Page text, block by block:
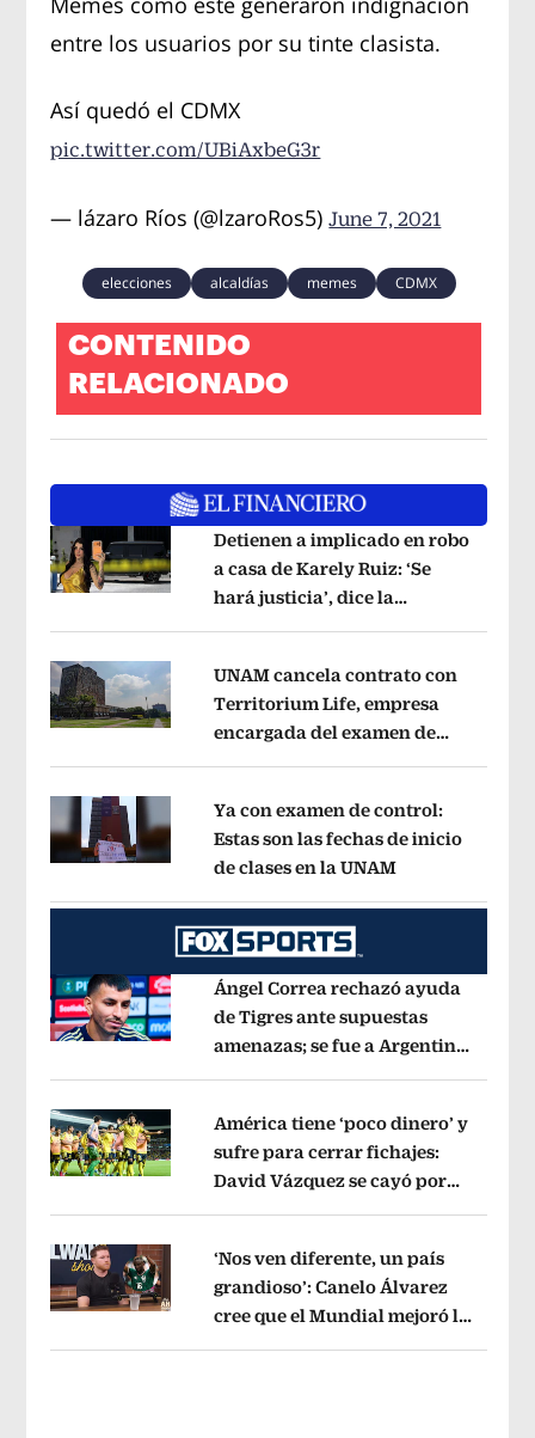
entre los usuarios por su tinte clasista.
Así quedó el CDMX
pic.twitter.com/UBiAxbeG3r
— lázaro Ríos (@lzaroRos5)June 7, 2021
elecciones alcaldías memes CDMX
CONTENIDO
RELACIONADO
Opens in new window
Detienen a implicado en robo
a casa de Karely Ruiz: ‘Se
hará justicia’, dice la
Opens in new window
UNAM cancela contrato con
Territorium Life, empresa
encargada del examen de
Opens in new window
Ya con examen de control:
Estas son las fechas de inicio
de clases en la UNAMOpens in new
Opens in new window
Ángel Correa rechazó ayuda
de Tigres ante supuestas
amenazas; se fue a Argentina
Opens in new window
América tiene ‘poco dinero’ y
sufre para cerrar fichajes:
David Vázquez se cayó por
Opens in new window
‘Nos ven diferente, un país
grandioso’: Canelo Álvarez
cree que el Mundial mejoró la